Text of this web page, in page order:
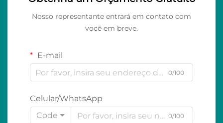
Nosso representante entrará em contato com
você em breve.
E-mail
0/100
Celular/WhatsApp
Code
0/100